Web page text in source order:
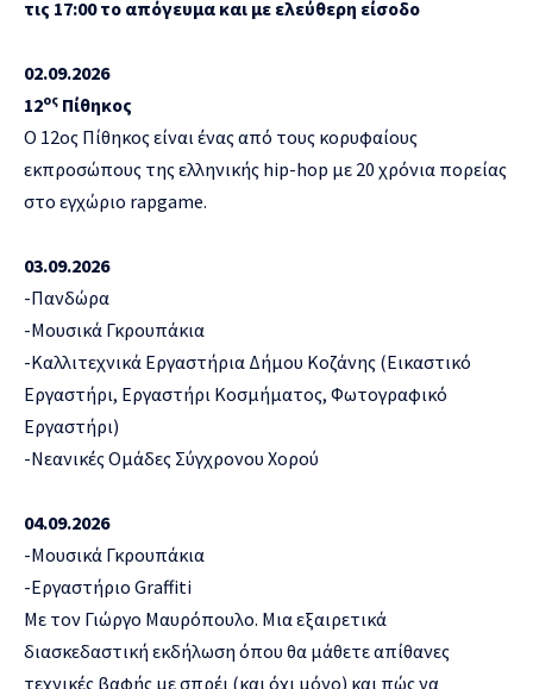
τις 17:00 το απόγευμα και με ελεύθερη είσοδο
02.09.2026
12ος Πίθηκος
Ο 12ος Πίθηκος είναι ένας από τους κορυφαίους
εκπροσώπους της ελληνικής hip-hop με 20 χρόνια πορείας
στο εγχώριο rapgame.
03.09.2026
-Πανδώρα
-Μουσικά Γκρουπάκια
-Καλλιτεχνικά Εργαστήρια Δήμου Κοζάνης (Εικαστικό
Εργαστήρι, Εργαστήρι Κοσμήματος, Φωτογραφικό
Εργαστήρι)
-Νεανικές Ομάδες Σύγχρονου Χορού
04.09.2026
-Μουσικά Γκρουπάκια
-Εργαστήριο Graffiti
Με τον Γιώργο Μαυρόπουλο. Μια εξαιρετικά
διασκεδαστική εκδήλωση όπου θα μάθετε απίθανες
τεχνικές βαφής με σπρέι (και όχι μόνο) και πώς να